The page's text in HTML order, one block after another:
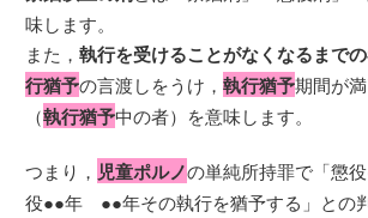
味します。
また，執行を受けることがなくなるまで
行猶予の言渡しをうけ，執行猶予期間が
（執行猶予中の者）を意味します。
つまり， 児童ポルノの単純所持罪で「懲
役●●年 ●●年その執行を猶予する」との